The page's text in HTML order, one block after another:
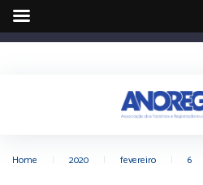
Home 2020 fevereiro 6